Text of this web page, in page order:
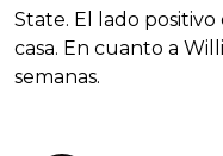
State. El lado
casa. En cuanto a
semanas.